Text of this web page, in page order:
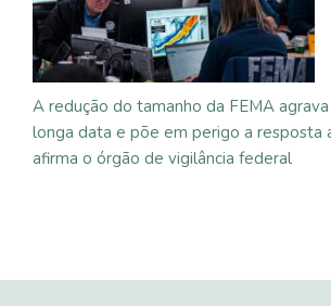
A redução do tamanho da FEMA
longa data e põe em perigo a resposta
afirma o órgão de vigilância federal